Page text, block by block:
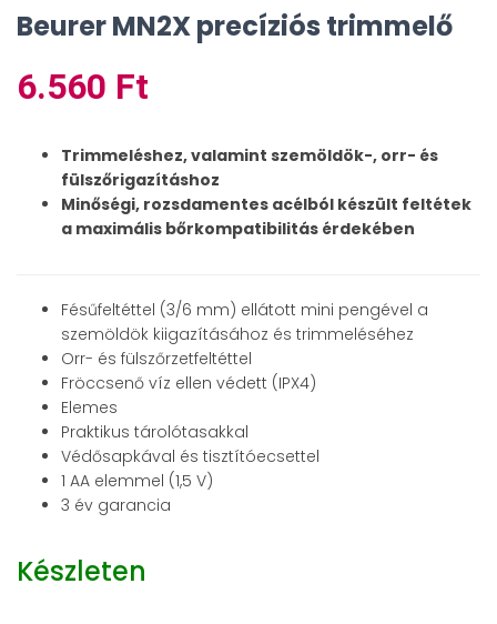
Beurer MN2X precíziós trimmelő
6.560 Ft
Trimmeléshez, valamint szemöldök-, orr- és
fülszőrigazításhoz
Minőségi, rozsdamentes acélból készült feltétek
a maximális bőrkompatibilitás érdekében
Fésűfeltéttel (3/6 mm) ellátott mini pengével a
szemöldök kiigazításához és trimmeléséhez
Orr- és fülszőrzetfeltéttel
Fröccsenő víz ellen védett (IPX4)
Elemes
Praktikus tárolótasakkal
Védősapkával és tisztítóecsettel
1 AA elemmel (1,5 V)
3 év garancia
Készleten